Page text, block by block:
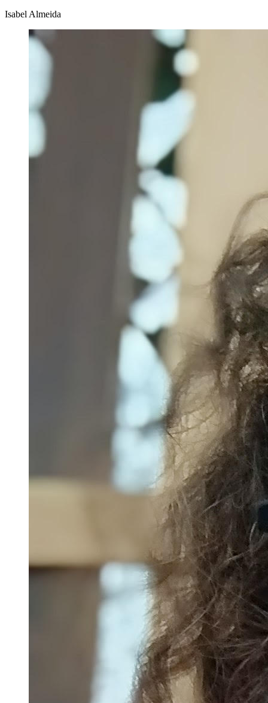
Isabel Almeida